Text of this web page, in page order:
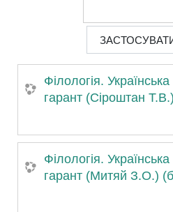
Філологія.
гарант (Сіроштан
Філологія.
гарант (Митяй З.О.)